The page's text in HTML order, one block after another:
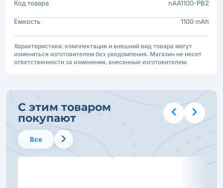
Код товара nAA1100-PB2
Емкость 1100 mAh
Характеристики, комплектация и внешний вид товара могут
изменяться изготовителем без уведомления. Магазин не несет
ответственности за изменения, внесенные изготовителем.
С этим товаром
покупают
Все